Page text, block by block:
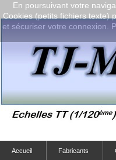
Accueil Fabricants
En poursuivant votre
Cookies (petits fichiers texte)
et sécuriser votre connexion.